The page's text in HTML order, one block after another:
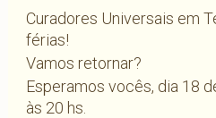
Curadores Universais em
férias!
Vamos retornar?
Esperamos vocês, dia 18
às 20 hs.